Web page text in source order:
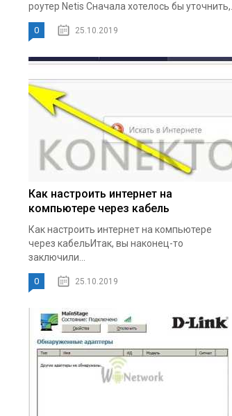
роутер Netis Сначала хотелось бы уточнить,...
0 25.10.2019
Как настроить интернет на
компьютере через кабель
Как настроить интернет на компьютере
через кабельИтак, вы наконец-то
заключили...
0 25.10.2019